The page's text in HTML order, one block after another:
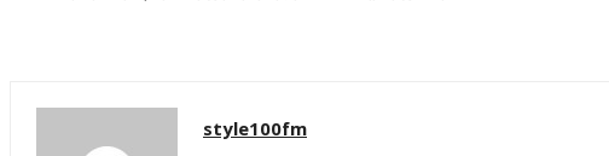
style100fm